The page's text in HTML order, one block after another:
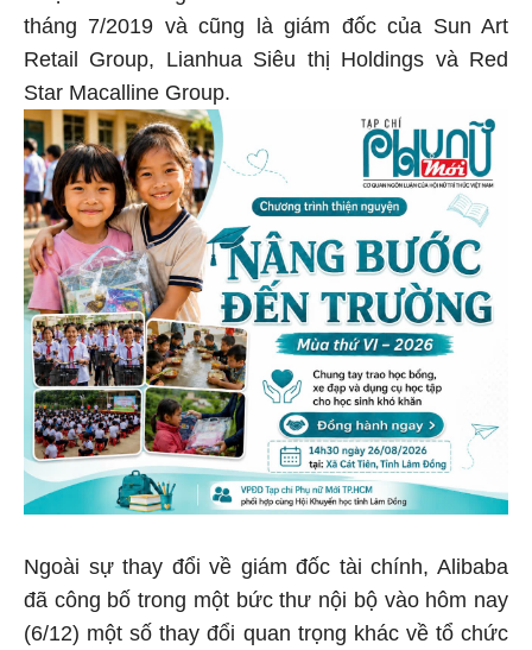
tháng 7/2019 và cũng là giám đốc của Sun Art
Retail Group, Lianhua Siêu thị Holdings và Red
Star Macalline Group.
Ngoài sự thay đổi về giám đốc tài chính, Alibaba
đã công bố trong một bức thư nội bộ vào hôm nay
(6/12) một số thay đổi quan trọng khác về tổ chức